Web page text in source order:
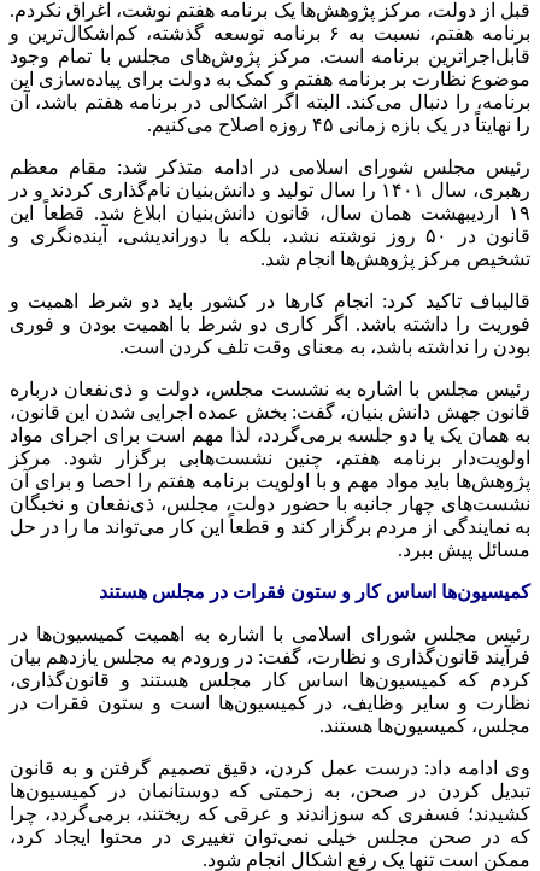
قبل از دولت، مرکز پژوهش‌ها یک برنامه هفتم نوشت، اغراق نکردم‌.
برنامه هفتم، نسبت به ۶ برنامه توسعه گذشته، کم‌اشکال‌ترین و
قابل‌اجراترین برنامه است. مرکز پژوش‌های مجلس با تمام وجود
موضوع نظارت بر برنامه هفتم و کمک به دولت برای پیاده‌سازی این
برنامه، را دنبال می‌کند. البته اگر اشکالی در برنامه هفتم باشد، آن
را نهایتاً در یک بازه زمانی ۴۵ روزه اصلاح می‌کنیم.
رئیس مجلس شورای اسلامی در ادامه متذکر شد: مقام معظم
رهبری، سال ۱۴۰۱ را سال تولید و دانش‌بنیان نام‌گذاری کردند و در
۱۹ اردیبهشت همان سال، قانون دانش‌بنیان ابلاغ شد. قطعاً این
قانون در ۵۰ روز نوشته نشد، بلکه با دوراندیشی، آینده‌نگری و
تشخیص مرکز پژوهش‌ها انجام شد.
قالیباف تاکید کرد: انجام کارها در کشور باید دو شرط اهمیت و
فوریت را داشته باشد. اگر کاری دو شرط با اهمیت بودن و فوری
بودن را نداشته باشد، به معنای وقت تلف کردن است.
رئیس مجلس با اشاره به نشست مجلس، دولت و ذی‌نفعان درباره
قانون جهش دانش بنیان، گفت: بخش عمده اجرایی شدن این قانون،
به همان یک یا دو جلسه برمی‌گردد، لذا مهم است برای اجرای مواد
اولویت‌دار برنامه هفتم، چنین نشست‌هابی برگزار شود. مرکز
پژوهش‌ها باید مواد مهم و با اولویت برنامه هفتم را احصا و برای آن
نشست‌های چهار جانبه با حضور دولت، مجلس، ذی‌نفعان و نخبگان
به نمایندگی از مردم برگزار کند و قطعاً این کار می‌تواند ما را در حل
مسائل پیش ببرد.
کمیسیون‌ها اساس کار و ستون فقرات در مجلس هستند
رئیس مجلس شورای اسلامی با اشاره به اهمیت کمیسیون‌ها در
فرآیند قانون‌گذاری و نظارت، گفت: در ورودم به مجلس یازدهم بیان
کردم که کمیسیون‌ها اساس کار مجلس هستند و قانون‌گذاری،
نظارت و سایر وظایف، در کمیسیون‌ها است و ستون فقرات در
مجلس، کمیسیون‌ها هستند.
وی ادامه داد: درست عمل کردن، دقیق تصمیم گرفتن و به قانون
تبدیل کردن در صحن، به زحمتی که دوستانمان در کمیسیون‌ها
کشیدند؛ فسفری که سوزاندند و عرقی که ریختند، برمی‌گردد، چرا
که در صحن مجلس خیلی نمی‌توان تغییری در محتوا ایجاد کرد،
ممکن است تنها یک رفع اشکال انجام شود.